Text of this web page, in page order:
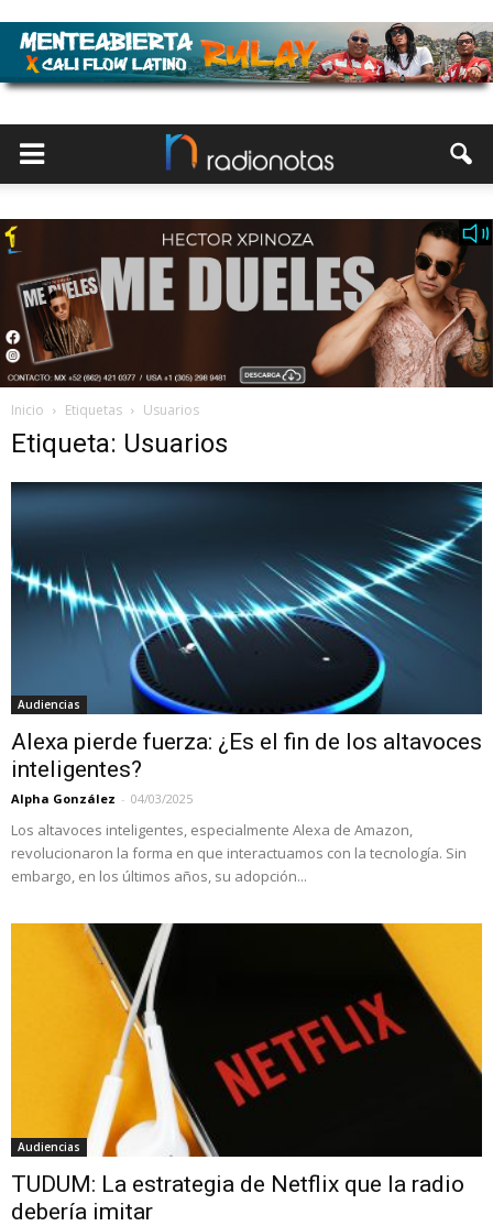
Inicio Etiquetas Usuarios
Etiqueta: Usuarios
Audiencias
Alexa pierde fuerza: ¿Es el fin de los altavoces
inteligentes?
Alpha González - 04/03/2025
Los altavoces inteligentes, especialmente Alexa de Amazon,
revolucionaron la forma en que interactuamos con la tecnología. Sin
embargo, en los últimos años, su adopción...
Audiencias
TUDUM: La estrategia de Netflix que la radio
debería imitar